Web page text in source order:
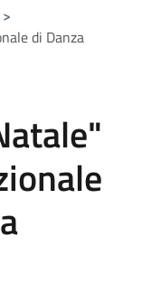
>
di Danza